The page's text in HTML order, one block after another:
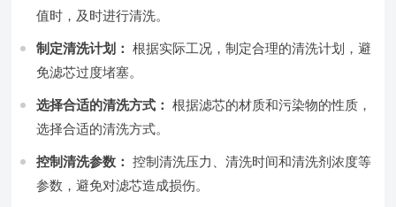
值时，及时进行清洗。
制定清洗计划： 根据实际工况，制定合理的清洗计划，避
免滤芯过度堵塞。
选择合适的清洗方式： 根据滤芯的材质和污染物的性质，
选择合适的清洗方式。
控制清洗参数： 控制清洗压力、清洗时间和清洗剂浓度等
参数，避免对滤芯造成损伤。